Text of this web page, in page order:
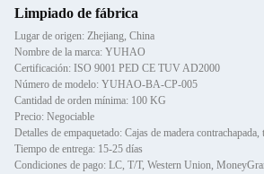
Limpiado de fábrica
Lugar de origen: Zhejiang, China
Nombre de la marca: YUHAO
Certificación: ISO 9001 PED CE TUV AD2000
Número de modelo: YUHAO-BA-CP-005
Cantidad de orden mínima: 100 KG
Precio: Negociable
Tiempo de entrega: 15-25 días
Condiciones de pago: LC, T/T, Western Union,